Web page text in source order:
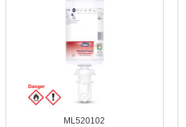
ML520102